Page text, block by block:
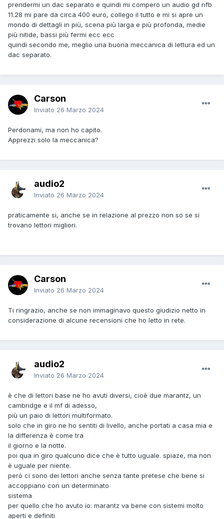
prendermi un dac separato e quindi mi compero un audio gd nfb
11.28 mi pare da circa 400 euro, collego il tutto e mi si apre un
mondo di dettagli in più, scena più larga e più profonda, medie
più nitide, bassi più fermi ecc ecc
quindi secondo me, meglio una buona meccanica di lettura ed un
dac separato.
Carson
Inviato 26 Marzo 2024
Perdonami, ma non ho capito.
Apprezzi solo la meccanica?
audio2
Inviato 26 Marzo 2024
praticamente si, anche se in relazione al prezzo non so se si
trovano lettori migliori.
Carson
Inviato 26 Marzo 2024
Ti ringrazio, anche se non immaginavo questo giudizio netto in
considerazione di alcune recensioni che ho letto in rete.
audio2
Inviato 26 Marzo 2024
è che di lettori base ne ho avuti diversi, cioè due marantz, un
cambridge e il mf di adesso,
più un paio di lettori multiformato.
solo che in giro ne ho sentiti di livello, anche portati a casa mia e
la differenza è come tra
il giorno e la notte.
poi qua in giro qualcuno dice che è tutto uguale. spiaze, ma non
è uguale per niente.
però ci sono dei lettori anche senza tante pretese che bene si
accoppiano con un determinato
sistema
per quello che ho avuto io: marantz va bene con sistemi molto
aperti e definiti